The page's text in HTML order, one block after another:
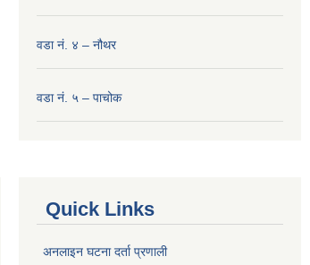
वडा नं. ४ – नौथर
वडा नं. ५ – पाचोक
Quick Links
अनलाइन घटना दर्ता प्रणाली